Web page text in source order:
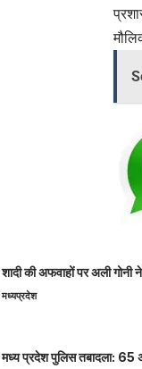
शादी की अफवाहों पर अली गोनी
मध्यप्रदेश
मध्य प्रदेश पुलिस तबादला: 65